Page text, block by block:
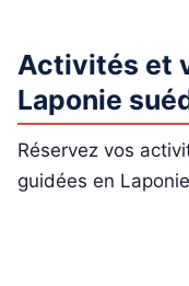
Activités et
Laponie
Réservez vos
guidées en